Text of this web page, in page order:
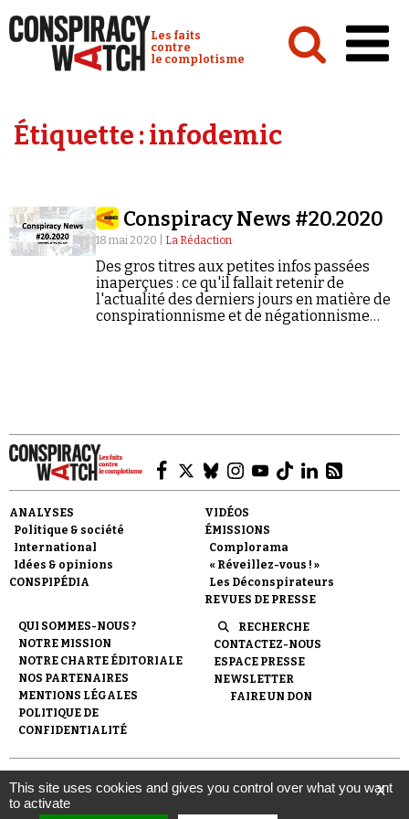
Conspiracy Watch :
Les faits
contre
le complotisme
Analyses
Vidéos
Revues de presse
Faire un don
Demander à Vera
Étiquette :infodemic
Conspiracy News #20.2020
18 mai 2020 | La Rédaction
Des gros titres aux petites infos passées
inaperçues : ce qu'il fallait retenir de
l'actualité des derniers jours en matière de
conspirationnisme et de négationnisme
ANALYSES
Politique & société
International
Idées & opinions
CONSPIPÉDIA
VIDÉOS
ÉMISSIONS
Complorama
« Réveillez-vous ! »
Les Déconspirateurs
REVUES DE PRESSE
QUI SOMMES-NOUS ?
NOTRE MISSION
NOTRE CHARTE ÉDITORIALE
NOS PARTENAIRES
MENTIONS LÉGALES
POLITIQUE DE
CONFIDENTIALITÉ
RECHERCHE
CONTACTEZ-NOUS
ESPACE PRESSE
NEWSLETTER
FAIRE UN DON
© 2007- 2026 Conspiracy Watch | Une réalisation de
l'Observatoire du conspirationnisme (association loi de 1901) avec
le soutien de la Fondation pour la Mémoire de la Shoah.
X
This site uses cookies and gives you control over what you want
to activate